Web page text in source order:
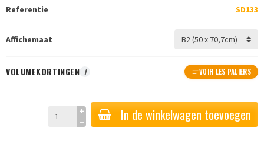
Referentie SD133
Affichemaat
VOLUMEKORTINGEN I VOIR LES PALIERS
In de winkelwagen toevoegen